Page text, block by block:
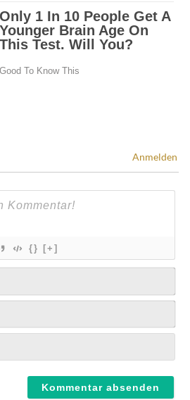
Anmelden
{} [+]